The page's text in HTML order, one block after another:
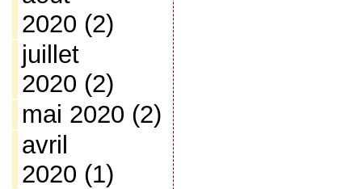
2020 (2)
juillet
2020 (2)
mai 2020 (2)
avril
2020 (1)